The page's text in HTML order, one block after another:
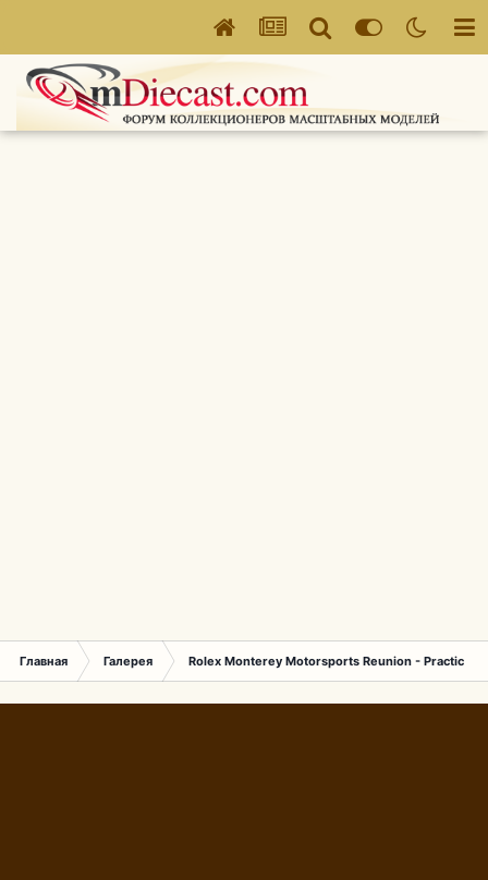
Главная Галерея Rolex Monterey Motorsports Reunion - Practice